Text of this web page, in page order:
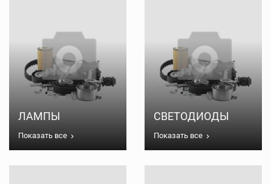
ЛАМПЫ
Показать все
СВЕТОДИОДЫ
Показать все